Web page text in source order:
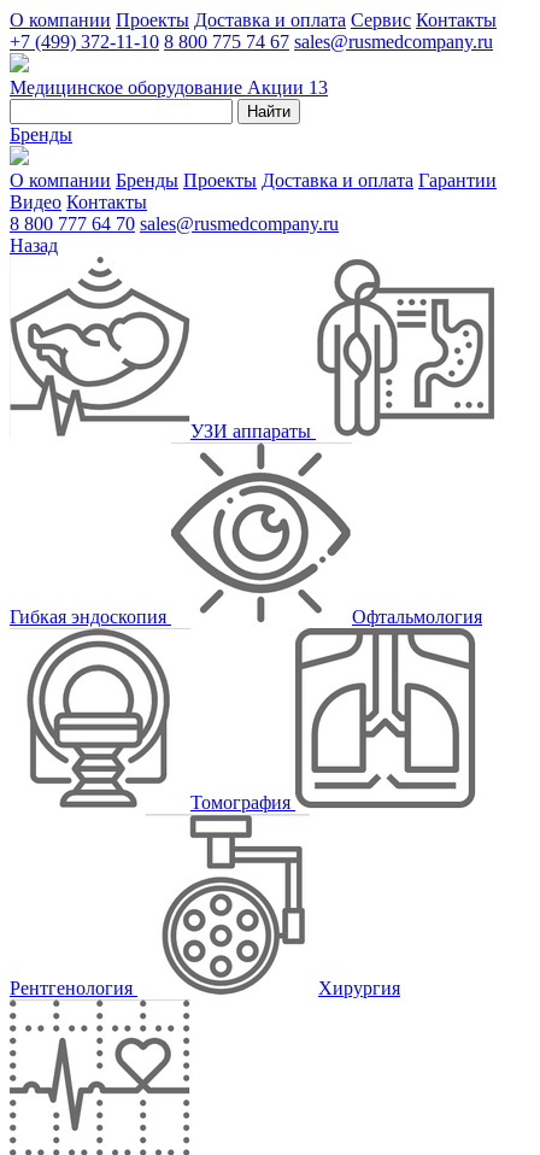
О компании Проекты Доставка и оплата Сервис Контакты
+7 (499) 372-11-10 8 800 775 74 67 sales@rusmedcompany.ru
Медицинское оборудование Акции 13
Найти
Бренды
О компании Бренды Проекты Доставка и оплата Гарантии
Видео Контакты
8 800 777 64 70 sales@rusmedcompany.ru
Назад
УЗИ аппараты
Гибкая эндоскопия Офтальмология
Томография
Рентгенология Хирургия